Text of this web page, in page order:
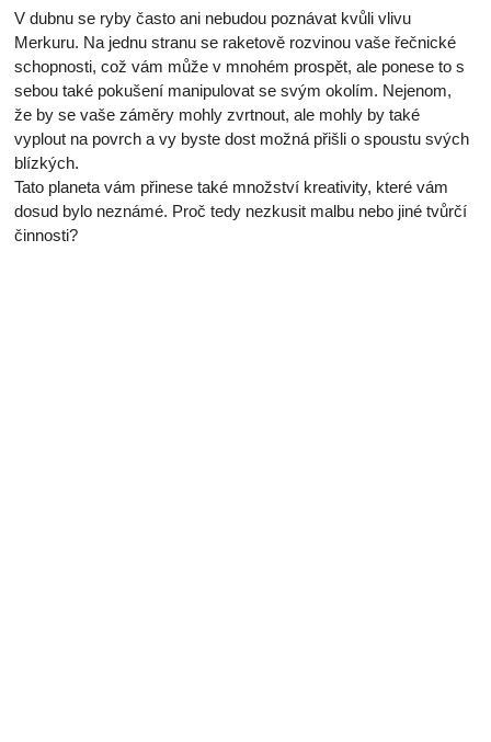
V dubnu se ryby často ani nebudou poznávat kvůli vlivu
Merkuru. Na jednu stranu se raketově rozvinou vaše řečnické
schopnosti, což vám může v mnohém prospět, ale ponese to s
sebou také pokušení manipulovat se svým okolím. Nejenom,
že by se vaše záměry mohly zvrtnout, ale mohly by také
vyplout na povrch a vy byste dost možná přišli o spoustu svých
blízkých.
Tato planeta vám přinese také množství kreativity, které vám
dosud bylo neznámé. Proč tedy nezkusit malbu nebo jiné tvůrčí
činnosti?